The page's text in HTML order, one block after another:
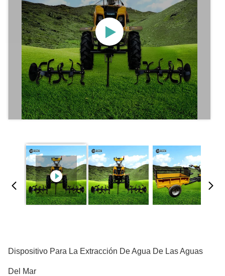
Dispositivo Para La Extracción De Agua De Las Aguas
Del Mar